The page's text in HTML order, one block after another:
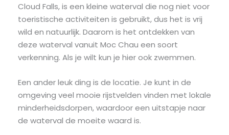
Cloud Falls, is een kleine waterval die nog niet voor
toeristische activiteiten is gebruikt, dus het is vrij
wild en natuurlijk. Daarom is het ontdekken van
deze waterval vanuit Moc Chau een soort
verkenning. Als je wilt kun je hier ook zwemmen.
Een ander leuk ding is de locatie. Je kunt in de
omgeving veel mooie rijstvelden vinden met lokale
minderheidsdorpen, waardoor een uitstapje naar
de waterval de moeite waard is.